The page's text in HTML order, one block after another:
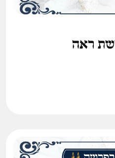
ראה